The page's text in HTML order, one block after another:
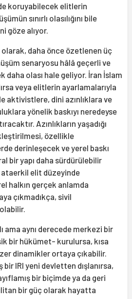
koruyabilecek elitlerin
sınırlı olasılığını bile
göze alıyor.
olarak, daha önce özetlenen üç
senaryosu hâlâ geçerli ve
daha olası hale geliyor. İran İslam
veya elitlerin ayarlamalarıyla
aktivistlere, dini azınlıklara ve
yönelik baskıyı neredeyse
Azınlıkların yaşadığı
özellikle
derinleşecek ve yerel baskı
bir yapı daha sürdürülebilir
ataerkil elit düzeyinde
halkın gerçek anlamda
çıkmadıkça, sivil
ama aynı derecede merkezi bir
bir hükümet- kurulursa, kısa
dinamikler ortaya çıkabilir.
bir IRI yeni devletten dışlanırsa,
bir biçimde ya da geri
bir güç olarak hayatta